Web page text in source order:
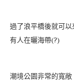
過了浪平橋後就可
有人在曬海帶(?)
潮境公園非常的寬